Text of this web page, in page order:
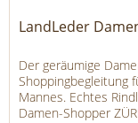
LandLeder
Der geräumige
Shoppingbegleitung
Mannes. Echtes
Damen-Shopper